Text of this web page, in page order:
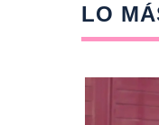
LO